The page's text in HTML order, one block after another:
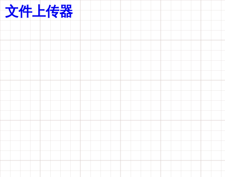
文件上传器